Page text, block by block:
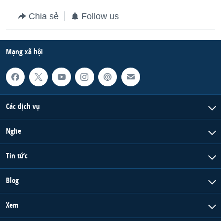
QUAN HỆ VIỆT MỸ
Chia sẻ Follow us
Mạng xã hội
Các dịch vụ
Nghe
Tin tức
Blog
Xem